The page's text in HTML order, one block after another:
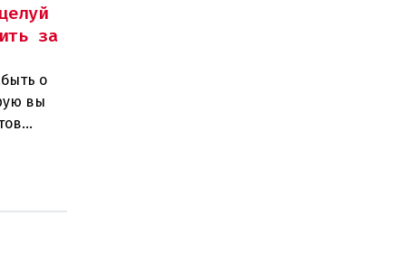
за
о
вы